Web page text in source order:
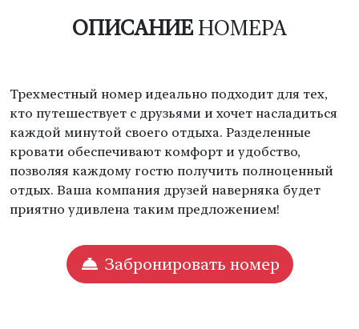
ОПИСАНИЕ НОМЕРА
Трехместный номер идеально подходит для тех,
кто путешествует с друзьями и хочет насладиться
каждой минутой своего отдыха. Разделенные
кровати обеспечивают комфорт и удобство,
позволяя каждому гостю получить полноценный
отдых. Ваша компания друзей наверняка будет
приятно удивлена таким предложением!
Забронировать номер